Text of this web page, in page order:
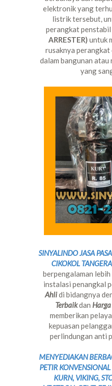
elektronik yang
listrik tersebut,
perangkat
ARRESTER) untuk
rusaknya
dalam bangunan
yang
SINYALINDO JASA
CIKOKOL
berpengalaman lebih
instalasi penangkal
Ahlidi bidangnya
Terbaikdan
memberikan
kepuasan
perlindungan anti
MENYEDIAKAN
PETIR
KURN, VIKING,